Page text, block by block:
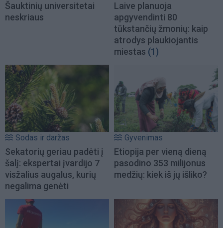
Šauktinių universitetai
neskriaus
Laive planuoja
apgyvendinti 80
tūkstančių žmonių: kaip
atrodys plaukiojantis
miestas (1)
Sodas ir daržas
Sekatorių geriau padėti į
šalį: ekspertai įvardijo 7
visžalius augalus, kurių
negalima genėti
Gyvenimas
Etiopija per vieną dieną
pasodino 353 milijonus
medžių: kiek iš jų išliko?